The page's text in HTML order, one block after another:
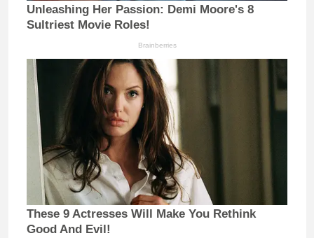
Unleashing Her Passion: Demi Moore's 8
Sultriest Movie Roles!
Brainberries
These 9 Actresses Will Make You Rethink
Good And Evil!